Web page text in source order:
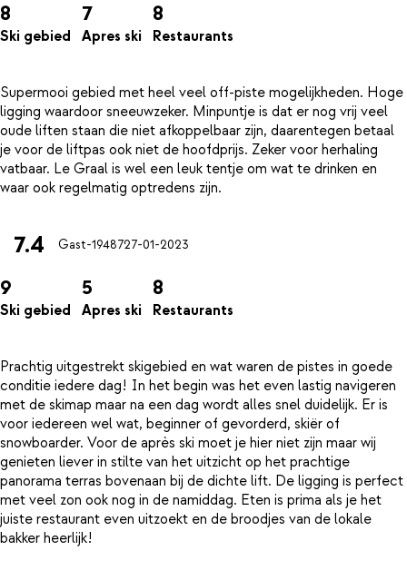
8
Ski gebied
7
Apres ski
8
Restaurants
Supermooi gebied met heel veel off-piste mogelijkheden. Hoge
ligging waardoor sneeuwzeker. Minpuntje is dat er nog vrij veel
oude liften staan die niet afkoppelbaar zijn, daarentegen betaal
je voor de liftpas ook niet de hoofdprijs. Zeker voor herhaling
vatbaar. Le Graal is wel een leuk tentje om wat te drinken en
7.4 Gast-1948727-01-2023
9
Ski gebied
5
Apres ski
8
Restaurants
Prachtig uitgestrekt skigebied en wat waren de pistes in goede
conditie iedere dag! In het begin was het even lastig navigeren
met de skimap maar na een dag wordt alles snel duidelijk. Er is
voor iedereen wel wat, beginner of gevorderd, skiër of
snowboarder. Voor de après ski moet je hier niet zijn maar wij
genieten liever in stilte van het uitzicht op het prachtige
panorama terras bovenaan bij de dichte lift. De ligging is perfect
met veel zon ook nog in de namiddag. Eten is prima als je het
juiste restaurant even uitzoekt en de broodjes van de lokale